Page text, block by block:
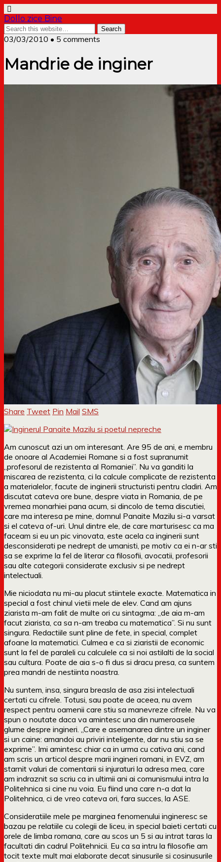
Dollo zice Bine
03/03/2010 • 5 comments
Mandrie de inginer
Share Tweet Pin Mail SMS
Am cunoscut azi un om interesant. Are 95 de ani, e membru
de onoare al Academiei Romane si a fost supranumit
„profesorul de rezistenta al Romaniei”. Nu va ganditi la
miscarea de rezistenta, ci la calcule complicate de rezistenta
a materialelor, facute de inginerii structuristi pentru cladiri. Am
discutat cateva ore bune, despre viata in Romania, de pe
vremea monarhiei pana acum, si dincolo de tema discutiei,
care ma interesa pe mine, domnul Panaite Mazilu si-a varsat
si el cateva of-uri. Unul dintre ele, de care marturisesc ca ma
faceam si eu un pic vinovata, este acela ca inginerii sunt
desconsiderati pe nedrept de umanisti, pe motiv ca ei n-ar sti
sa se exprime la fel de literar ca filosofii, avocatii, profesorii
sau alte categorii considerate exclusiv si pe nedrept
intelectuali.
Mie niciodata nu mi-au placut stiintele exacte. Matematica in
special a fost chinul vietii mele de elev. Cand am ajuns
ziarista m-am falit de multe ori cu sintagma: „de aia m-am
facut ziarista, ca sa n-am treaba cu matematica”. Si nu sunt
singura. Redactiile sunt pline de fete, in special, complet
afoane la matematici. Culmea e ca si ziaristii de economic
sunt la fel de paraleli cu calculele ca si noi astilalti de la social
sau cultura. Poate de aia s-o fi dus si dracu presa, ca suntem
prea mandri de nestiinta noastra.
Nu suntem, insa, singura breasla de asa zisi intelectuali
certati cu cifrele. Totusi, sau poate de aceea, nu avem
respect pentru oamenii care stiu sa manevreze cifrele. Nu va
spun o noutate daca va amintesc una din numeroasele
glume despre ingineri. „Care e asemanarea dintre un inginer
si un caine: amandoi au priviri inteligente, dar nu stiu sa se
exprime”. Imi amintesc chiar ca in urma cu cativa ani, cand
am scris un articol despre marii ingineri romani, in EVZ, am
starnit valuri de comentarii si injuraturi la adresa mea, care
am indraznit sa scriu ca in ultimii ani ai comunismului intra la
Politehnica si cine nu voia. Eu fiind una care n-a dat la
Politehnica, ci de vreo cateva ori, fara succes, la ASE.
Consideratiile mele pe marginea fenomenului ingineresc se
bazau pe relatiile cu colegii de liceu, in special baieti certati cu
orele de limba romana, care au scos un 5 si au intrat taras la
facultati din cadrul Politehnicii. Eu ca sa intru la filosofie am
tocit texte mult mai elaborate decat sinusurile si cosinusurile